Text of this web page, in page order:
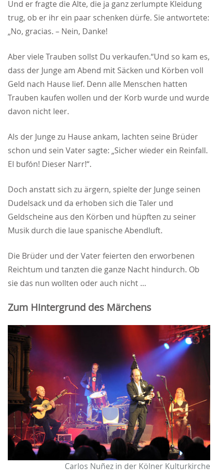
Und er fragte die Alte, die ja ganz zerlumpte Kleidung
trug, ob er ihr ein paar schenken dürfe. Sie antwortete:
No, gracias. – Nein, Danke!
Aber viele Trauben sollst Du verkaufen.“Und so kam es,
dass der Junge am Abend mit Säcken und Körben voll
Geld nach Hause lief. Denn alle Menschen hatten
Trauben kaufen wollen und der Korb wurde und wurde
davon nicht leer.
Als der Junge zu Hause ankam, lachten seine Brüder
schon und sein Vater sagte: „Sicher wieder ein Reinfall.
El bufón! Dieser Narr!“.
Doch anstatt sich zu ärgern, spielte der Junge seinen
Dudelsack und da erhoben sich die Taler und
Geldscheine aus den Körben und hüpften zu seiner
Musik durch die laue spanische Abendluft.
Die Brüder und der Vater feierten den erworbenen
Reichtum und tanzten die ganze Nacht hindurch. Ob
sie das nun wollten oder auch nicht
Zum Hintergrund des Märchens
Carlos Nuñez in der Kölner Kulturkirche